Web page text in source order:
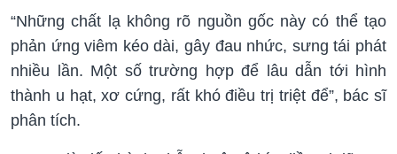
“Những chất lạ không rõ nguồn gốc này có thể tạo
phản ứng viêm kéo dài, gây đau nhức, sưng tái phát
nhiều lần. Một số trường hợp để lâu dẫn tới hình
thành u hạt, xơ cứng, rất khó điều trị triệt để”, bác sĩ
phân tích.